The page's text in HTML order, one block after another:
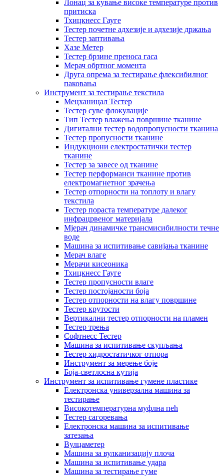
Лонац за кување високе температуре против
притиска
Тхицкнесс Гауге
Тестер почетне адхезије и адхезије држања
Тестер заптивања
Хазе Метер
Тестер брзине преноса гаса
Мерач обртног момента
Друга опрема за тестирање флексибилног
паковања
Инструмент за тестирање текстила
Мецханицал Тестер
Тестер суве флокулације
Тип Тестер влажења површине тканине
Дигитални тестер водопропусности тканина
Тестер пропусности тканине
Индукциони електростатички тестер
тканине
Тестер за завесе од тканине
Тестер перформанси тканине против
електромагнетног зрачења
Тестер отпорности на топлоту и влагу
текстила
Тестер пораста температуре далеког
инфрацрвеног материјала
Мјерач динамичке трансмисибилности течне
воде
Машина за испитивање савијања тканине
Мерач влаге
Мерачи кисеоника
Тхицкнесс Гауге
Тестер пропусности влаге
Тестер постојаности боја
Тестер отпорности на влагу површине
Тестер крутости
Вертикални тестер отпорности на пламен
Тестер трења
Софтнесс Тестер
Машина за испитивање скупљања
Тестер хидростатичког отпора
Инструмент за мерење боје
Боја-светлосна кутија
Инструмент за испитивање гумене пластике
Електронска универзална машина за
тестирање
Високотемпературна муфлна пећ
Тестер сагоревања
Електронска машина за испитивање
затезања
Вулцаметер
Машина за вулканизацију плоча
Машина за испитивање удара
Машина за тестирање гуме